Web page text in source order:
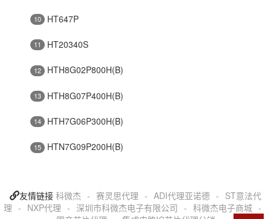
10 HT647P
11 HT20340S
12 HTH8G02P800H(B)
13 HTH8G07P400H(B)
14 HTH7G06P300H(B)
15 HTN7G09P200H(B)
友情链接 科微杰 - 赛灵思代理 - ADI代理亚诺德 - ST意法代
理 - NXP代理 - 深圳市科微杰电子有限公司 - 科微杰电子商城 -